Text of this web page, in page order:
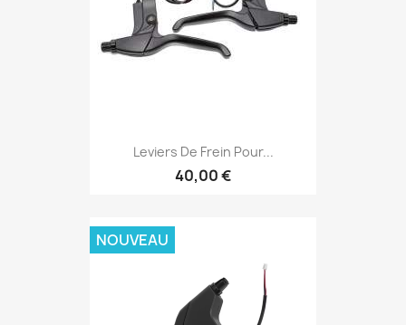
Leviers De Frein Pour...
40,00 €
NOUVEAU